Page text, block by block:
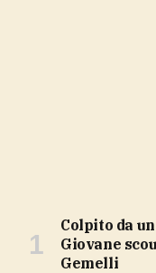
Colpito da un fulmine sul monte Livata.
Giovane
Gemelli